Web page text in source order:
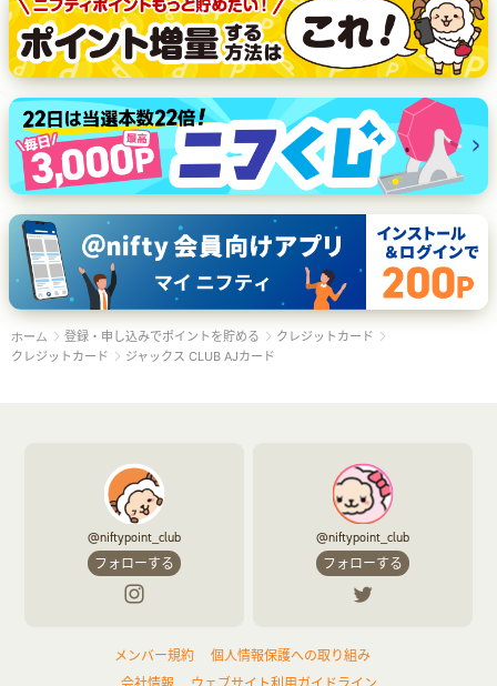
ホーム 登録・申し込みでポイントを貯める
クレジットカード
クレジットカード
ジャックス CLUB AJカード
@niftypoint_club
フォローする
@niftypoint_club
フォローする
メンバー規約
個人情報保護への取り組み